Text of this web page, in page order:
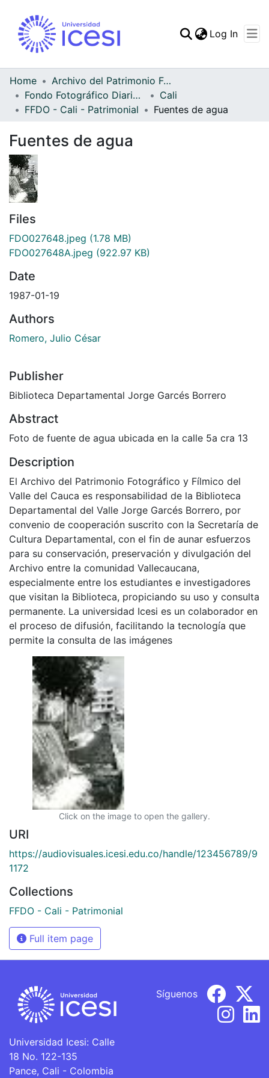
Statistics
Log In
Home
Archivo del Patrimonio Fotográfico y Fílmico del Valle del Cauca
Fondo Fotográfico Diario Occidente
Cali
FFDO - Cali - Patrimonial
Fuentes de agua
Fuentes de agua
Files
FDO027648.jpeg (1.78 MB)
FDO027648A.jpeg (922.97 KB)
Date
1987-01-19
Authors
Romero, Julio César
Publisher
Biblioteca Departamental Jorge Garcés Borrero
Abstract
Foto de fuente de agua ubicada en la calle 5a cra 13
Description
El Archivo del Patrimonio Fotográfico y Fílmico del
Valle del Cauca es responsabilidad de la Biblioteca
Departamental del Valle Jorge Garcés Borrero, por
convenio de cooperación suscrito con la Secretaría de
Cultura Departamental, con el fin de aunar esfuerzos
para su conservación, preservación y divulgación del
Archivo entre la comunidad Vallecaucana,
especialmente entre los estudiantes e investigadores
que visitan la Biblioteca, propiciando su uso y consulta
permanente. La universidad Icesi es un colaborador en
el proceso de difusión, facilitando la tecnología que
permite la consulta de las imágenes
Click on the image to open the gallery.
URI
https://audiovisuales.icesi.edu.co/handle/123456789/9
1172
Collections
FFDO - Cali - Patrimonial
Full item page
Universidad Icesi: Calle
18 No. 122-135
Pance, Cali - Colombia
Síguenos